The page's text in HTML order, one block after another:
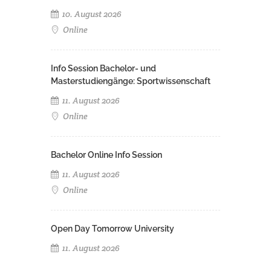
10. August 2026
Online
Info Session Bachelor- und
Masterstudiengänge: Sportwissenschaft
11. August 2026
Online
Bachelor Online Info Session
11. August 2026
Online
Open Day Tomorrow University
11. August 2026